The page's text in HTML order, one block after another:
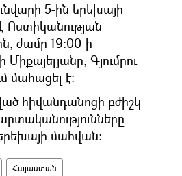
5-ին երեխայի
Ոստիկանության
ժամը 19։00-ի
Գյումրու
է։
հիվանդանոցի բժիշկ
մահվան։
Հայաստան